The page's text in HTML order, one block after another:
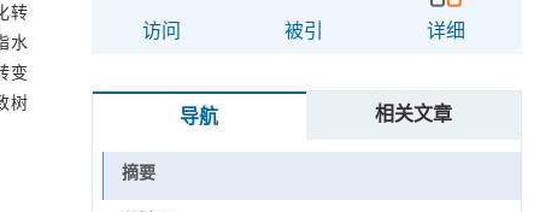
转
水
变
树
访问 被引 详细
导航 相关文章
摘要